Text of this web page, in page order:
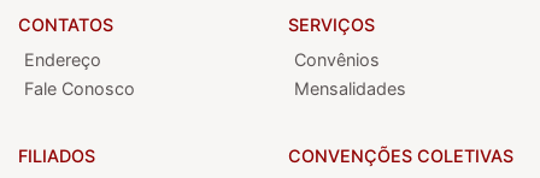
CONTATOS
Endereço
Fale Conosco
SERVIÇOS
Convênios
Mensalidades
FILIADOS
CONVENÇÕES COLETIVAS